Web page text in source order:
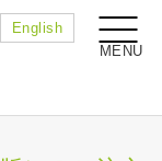
English